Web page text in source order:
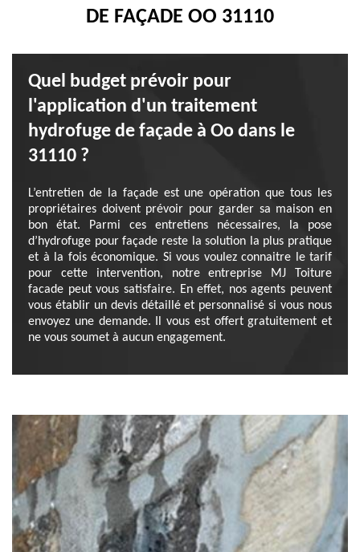
DE FAÇADE OO 31110
Quel budget prévoir pour
l'application d'un traitement
hydrofuge de façade à Oo dans le
31110 ?
L’entretien de la façade est une opération que tous les
propriétaires doivent prévoir pour garder sa maison en
bon état. Parmi ces entretiens nécessaires, la pose
d’hydrofuge pour façade reste la solution la plus pratique
et à la fois économique. Si vous voulez connaitre le tarif
pour cette intervention, notre entreprise MJ Toiture
facade peut vous satisfaire. En effet, nos agents peuvent
vous établir un devis détaillé et personnalisé si vous nous
envoyez une demande. Il vous est offert gratuitement et
ne vous soumet à aucun engagement.